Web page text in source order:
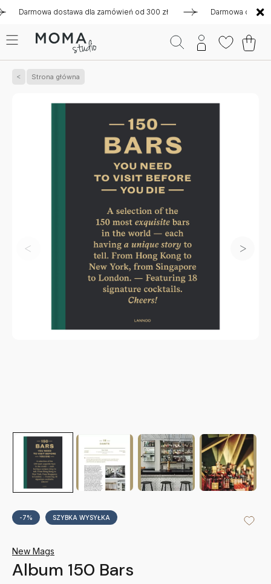
dostawa dla zamówień od 300 zł Darmowa dostawa
Strona główna
-7% SZYBKA WYSYŁKA
New Mags
Album 150 Bars